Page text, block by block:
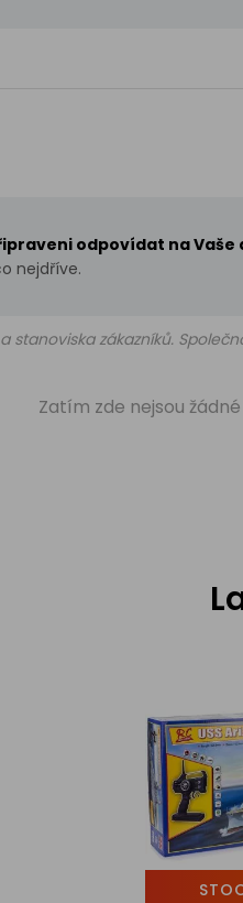
odpovídat na Vaše
nejdříve.
zákazníků.
Zatím zde nejsou